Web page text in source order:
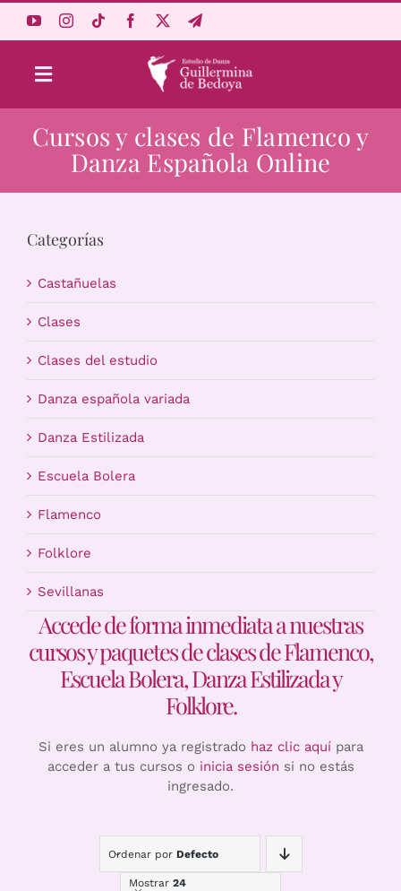
Toggle
Navigation
Aprende Online
Estudio
Carrito
Cursos y clases de Flamenco y
Danza Española Online
Categorías
Castañuelas
Clases
Clases del estudio
Danza española variada
Danza Estilizada
Escuela Bolera
Flamenco
Folklore
Sevillanas
Accede de forma inmediata a nuestras
cursos y paquetes de clases de Flamenco,
Escuela Bolera, Danza Estilizada y
Folklore.
Si eres un alumno ya registrado haz clic aquípara
acceder a tus cursos o inicia sesión si no estás
ingresado.
Ordenar por Defecto
Mostrar 24